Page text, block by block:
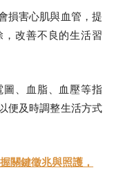
損害心肌與血管，提
改善不良的生活習
圖、血脂、血壓等指
便及時調整生活方式
關鍵徵兆與照護，